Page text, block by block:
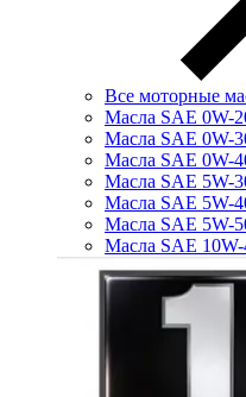
Все моторные
Масла SAE 0W-
Масла SAE 0W-
Масла SAE 0W-
Масла SAE 5W-
Масла SAE 5W-
Масла SAE 5W-
Масла SAE